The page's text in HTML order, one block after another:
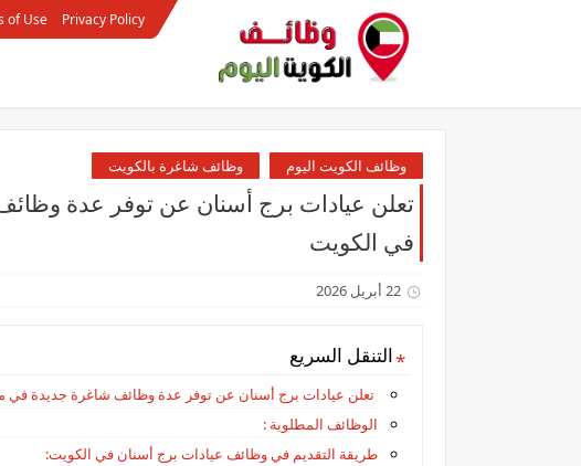
Privacy Policy
of Use
وظائف الكويت اليوم وظائف شاغرة بالكويت
تعلن عيادات برج أسنان عن توفر عدة
في الكويت
22 أبريل 2026
التنقل السريع
تعلن عيادات برج أسنان عن توفر عدة وظائف شاغرة جديدة
الوظائف المطلوبة :
طريقة التقديم في وظائف عيادات برج أسنان في الكويت: